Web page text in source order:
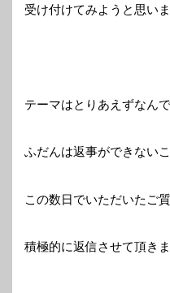
受け付けてみようと思いま
テーマはとりあえずなんで
ふだんは返事ができない
この数日でいただいたご
積極的に返信させて頂きま